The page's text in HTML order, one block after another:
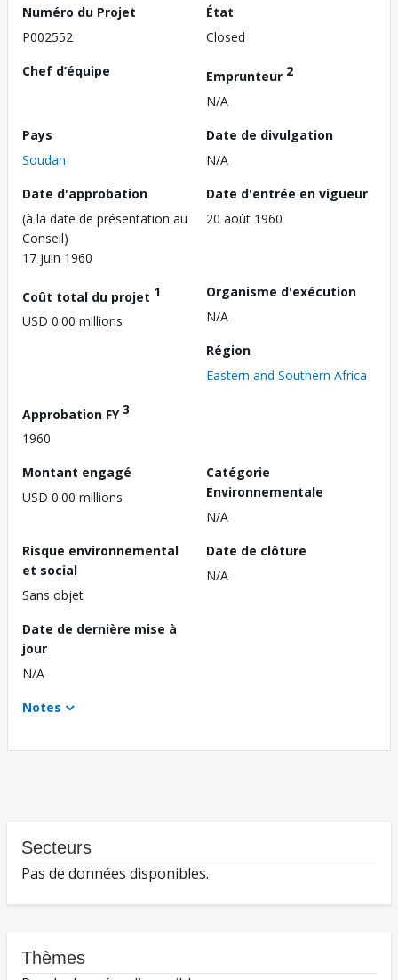
Numéro du Projet
P002552
État
Closed
Chef d’équipe
Emprunteur 2
N/A
Pays
Soudan
Date de divulgation
N/A
Date d'approbation
(à la date de présentation au
Conseil)
17 juin 1960
Date d'entrée en vigueur
20 août 1960
Coût total du projet 1
USD 0.00 millions
Organisme d'exécution
N/A
Région
Eastern and Southern Africa
Approbation FY3
1960
Montant engagé
USD 0.00 millions
Catégorie
Environnementale
N/A
Risque environnemental
et social
Sans objet
Date de clôture
N/A
Date de dernière mise à
jour
N/A
Notes
Secteurs
Pas de données disponibles.
Thèmes